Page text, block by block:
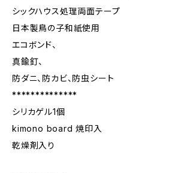
シックハウス処理両面テープ
日本製鳥の子和紙使用
エコボンド、
真鍮釘、
防ダニ、防カビ、防虫シート
**************
シリカゲル1個
kimono board 焼印入
乾燥剤入り